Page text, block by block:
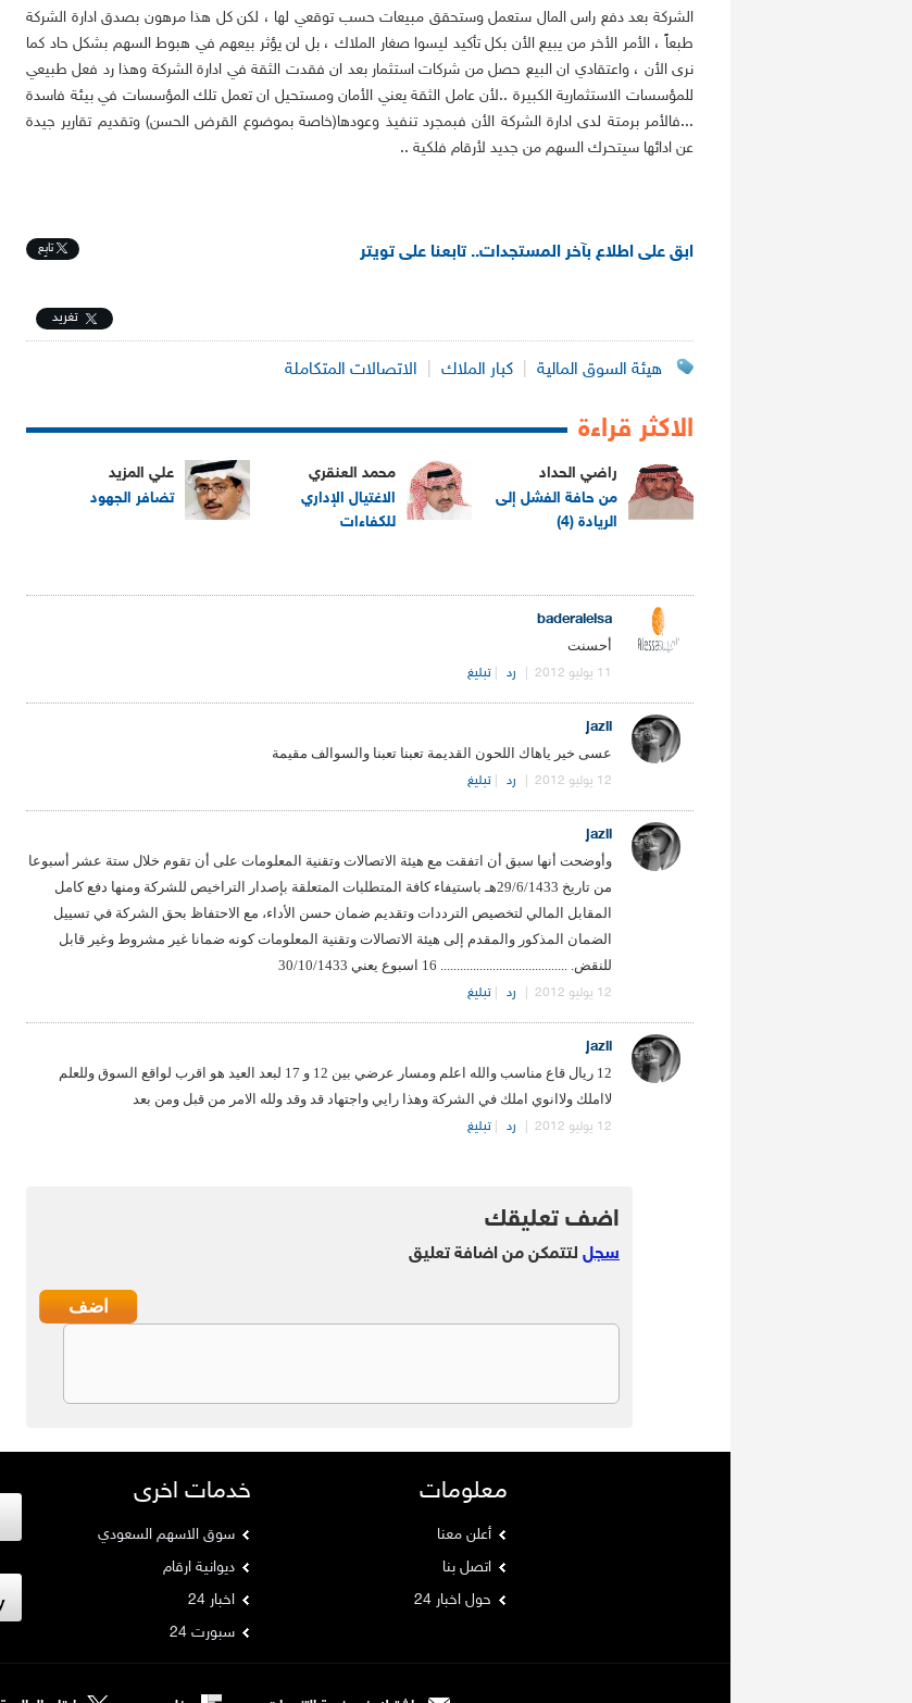
الشركة بعد دفع راس المال ستعمل وستحقق مبيعات حسب توقعي لها ، لكن كل هذا مرهون بصدق ادارة الشركة
طبعاً ، الأمر الأخر من يبيع الأن بكل تأكيد ليسوا صغار الملاك ، بل لن يؤثر بيعهم في هبوط السهم بشكل حاد كما
نرى الأن ، واعتقادي ان البيع حصل من شركات استثمار بعد ان فقدت الثقة في ادارة الشركة وهذا رد فعل طبيعي
للمؤسسات الاستثمارية الكبيرة ..لأن عامل الثقة يعني الأمان ومستحيل ان تعمل تلك المؤسسات في بيئة فاسدة
...فالأمر برمتة لدى ادارة الشركة الأن فبمجرد تنفيذ وعودها(خاصة بموضوع القرض الحسن) وتقديم تقارير جيدة
عن ادائها سيتحرك السهم من جديد لأرقام فلكية ..
ابق على اطلاع بآخر المستجدات.. تابعنا على تويتر تابِع
تغريد
هيئة السوق المالية كبار الملاك الاتصالات المتكاملة
الاكثر قراءة
راضي الحداد
من حافة الفشل إلى
الريادة (4)
محمد العنقري
الاغتيال الإداري
للكفاءات
علي المزيد
تضافر الجهود
baderaleisa
أحسنت
11 يوليو 2012 رد تبليغ
jazli
عسى خير ياهاك اللحون القديمة تعبنا تعبنا والسوالف مقيمة
12 يوليو 2012 رد تبليغ
jazli
وأوضحت أنها سبق أن اتفقت مع هيئة الاتصالات وتقنية المعلومات على أن تقوم خلال ستة عشر أسبوعا
من تاريخ 29/6/1433هـ باستيفاء كافة المتطلبات المتعلقة بإصدار التراخيص للشركة ومنها دفع كامل
المقابل المالي لتخصيص الترددات وتقديم ضمان حسن الأداء، مع الاحتفاظ بحق الشركة في تسييل
الضمان المذكور والمقدم إلى هيئة الاتصالات وتقنية المعلومات كونه ضمانا غير مشروط وغير قابل
للنقض. ....................................... 16 اسبوع يعني 30/10/1433
12 يوليو 2012 رد تبليغ
jazli
12 ريال قاع مناسب والله اعلم ومسار عرضي بين 12 و 17 لبعد العيد هو اقرب لواقع السوق وللعلم
لااملك ولاانوي املك في الشركة وهذا رايي واجتهاد قد وقد ولله الامر من قبل ومن بعد
12 يوليو 2012 رد تبليغ
اضف تعليقك
سجل لتتمكن من اضافة تعليق
معلومات
أعلن معنا
اتصل بنا
حول اخبار 24
خدمات اخرى
سوق الاسهم السعودي
ديوانية ارقام
اخبار 24
سبورت 24